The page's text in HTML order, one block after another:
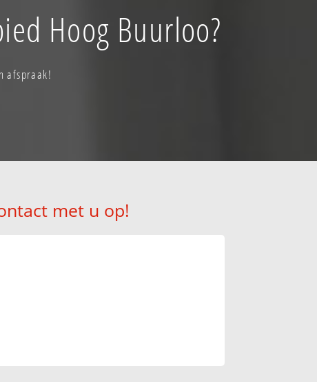
Hoog Buurloo?
afspraak!
met u op!